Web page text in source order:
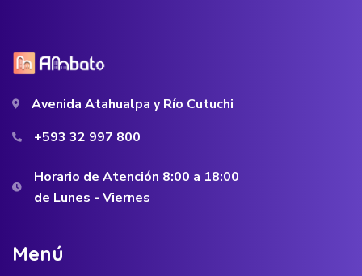
Avenida Atahualpa y Río Cutuchi
+593 32 997 800
Horario de Atención 8:00 a 18:00
de Lunes - Viernes
Menú